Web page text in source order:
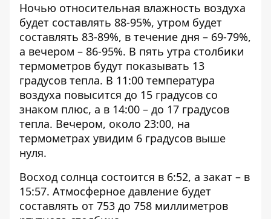
Ночью относительная влажность воздуха
будет составлять 88-95%, утром будет
составлять 83-89%, в течение дня – 69-79%,
а вечером – 86-95%. В пять утра столбики
термометров будут показывать 13
градусов тепла. В 11:00 температура
воздуха повысится до 15 градусов со
знаком плюс, а в 14:00 – до 17 градусов
тепла. Вечером, около 23:00, на
термометрах увидим 6 градусов выше
нуля.
Восход солнца состоится в 6:52, а закат – в
15:57. Атмосферное давление будет
составлять от 753 до 758 миллиметров